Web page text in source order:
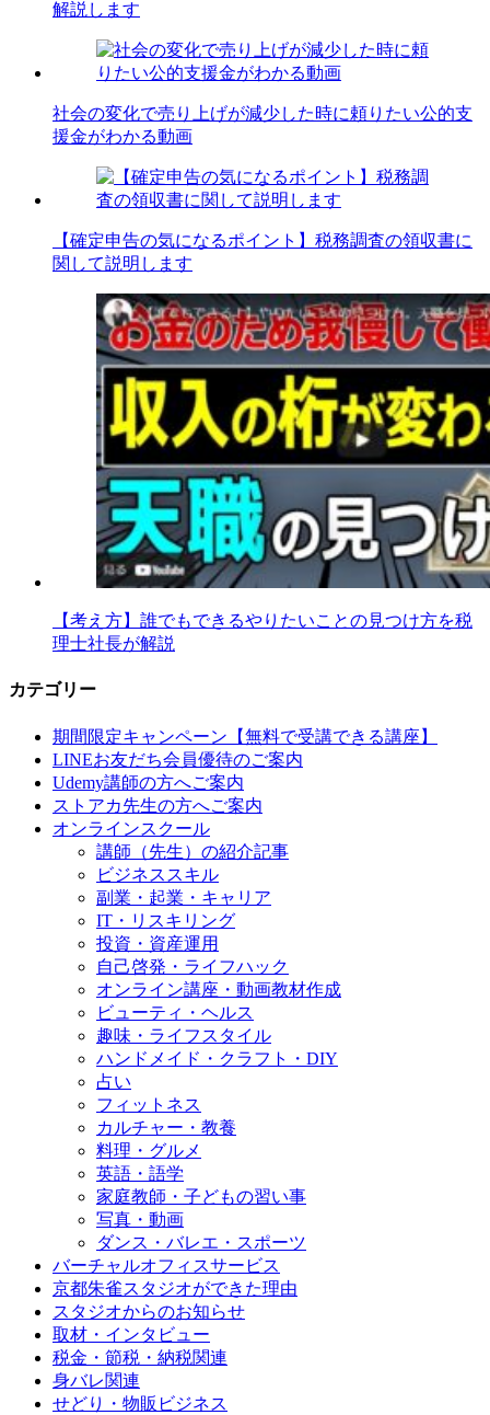
解説します
社会の変化で売り上げが減少した時に頼りたい公的支
援金がわかる動画
【確定申告の気になるポイント】税務調査の領収書に
関して説明します
【考え方】誰でもできるやりたいことの見つけ方を税
理士社長が解説
カテゴリー
期間限定キャンペーン【無料で受講できる講座】
LINEお友だち会員優待のご案内
Udemy講師の方へご案内
ストアカ先生の方へご案内
オンラインスクール
講師（先生）の紹介記事
ビジネススキル
副業・起業・キャリア
IT・リスキリング
投資・資産運用
自己啓発・ライフハック
オンライン講座・動画教材作成
ビューティ・ヘルス
趣味・ライフスタイル
ハンドメイド・クラフト・DIY
占い
フィットネス
カルチャー・教養
料理・グルメ
英語・語学
家庭教師・子どもの習い事
写真・動画
ダンス・バレエ・スポーツ
バーチャルオフィスサービス
京都朱雀スタジオができた理由
スタジオからのお知らせ
取材・インタビュー
税金・節税・納税関連
身バレ関連
せどり・物販ビジネス